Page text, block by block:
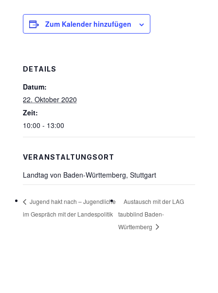
Zum Kalender hinzufügen
DETAILS
Datum:
22. Oktober 2020
Zeit:
10:00 - 13:00
VERANSTALTUNGSORT
Landtag von Baden-Württemberg, Stuttgart
Jugend hakt nach – Jugendliche
im Gespräch mit der Landespolitik
Austausch mit der LAG
taubblind Baden-
Württemberg